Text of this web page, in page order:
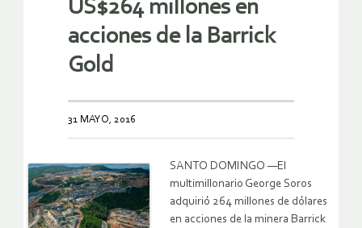
US$264 millones en
acciones de la Barrick
Gold
31 MAYO, 2016
SANTO DOMINGO —El
multimillonario George Soros
adquirió 264 millones de dólares
en acciones de la minera Barrick